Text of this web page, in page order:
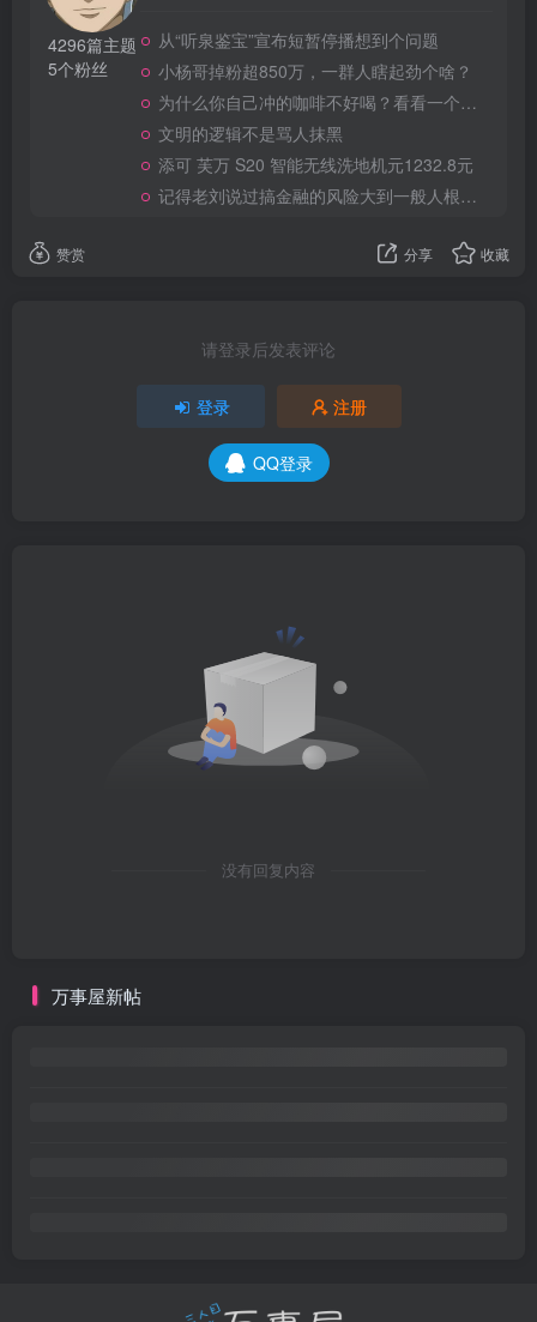
4296篇主题
5个粉丝
从“听泉鉴宝”宣布短暂停播想到个问题
小杨哥掉粉超850万，一群人瞎起劲个啥？
为什么你自己冲的咖啡不好喝？看看一个自媒体博主的分享
文明的逻辑不是骂人抹黑
添可 芙万 S20 智能无线洗地机元1232.8元
记得老刘说过搞金融的风险大到一般人根本承受不起
赞赏 分享 收藏
请登录后发表评论
登录 注册
QQ登录
没有回复内容
万事屋新帖